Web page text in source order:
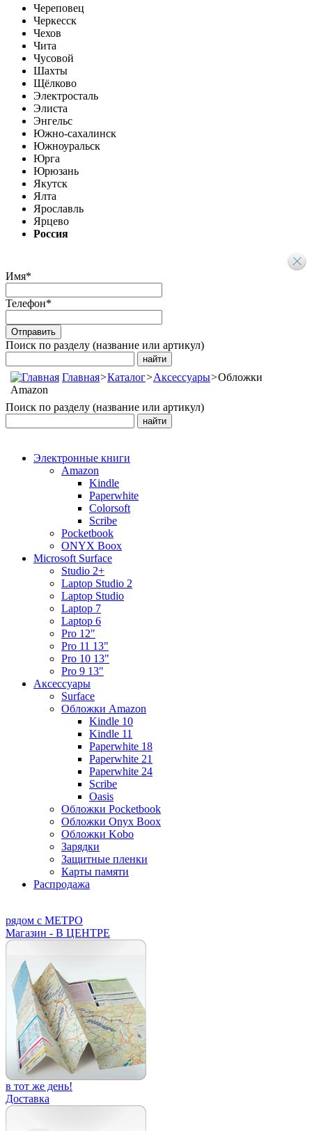
Череповец
Черкесск
Чехов
Чита
Чусовой
Шахты
Щёлково
Электросталь
Элиста
Энгельс
Южно-сахалинск
Южноуральск
Юрга
Юрюзань
Якутск
Ялта
Ярославль
Ярцево
Россия
Имя*
Телефон*
Поиск по разделу (название или артикул)
Главная>Каталог>Аксессуары>Обложки
Amazon
Поиск по разделу (название или артикул)
Электронные книги
Amazon
Kindle
Paperwhite
Colorsoft
Scribe
Pocketbook
ONYX Boox
Microsoft Surface
Studio 2+
Laptop Studio 2
Laptop Studio
Laptop 7
Laptop 6
Pro 12"
Pro 11 13"
Pro 10 13"
Pro 9 13"
Аксессуары
Surface
Обложки Amazon
Kindle 10
Kindle 11
Paperwhite 18
Paperwhite 21
Paperwhite 24
Scribe
Oasis
Обложки Pocketbook
Обложки Onyx Boox
Обложки Kobo
Зарядки
Защитные пленки
Карты памяти
Распродажа
рядом с МЕТРО
Магазин - В ЦЕНТРЕ
в тот же день!
Доставка